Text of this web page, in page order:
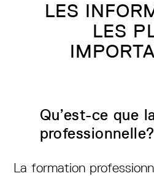
LES
LES
Qu’est-ce que
professionnelle?
La formation